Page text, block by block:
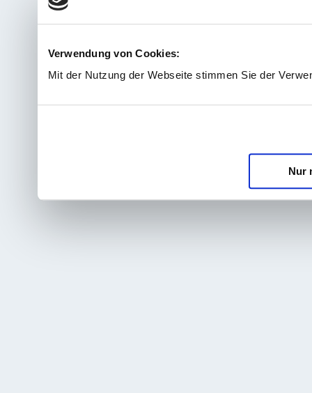
Verwendung von Cookies:
Mit der Nutzung der Webseite stimmen Sie der
Nur